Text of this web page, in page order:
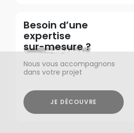
Besoin d’une
expertise
sur-mesure ?
Nous vous accompagnons
dans votre projet
JE DÉCOUVRE